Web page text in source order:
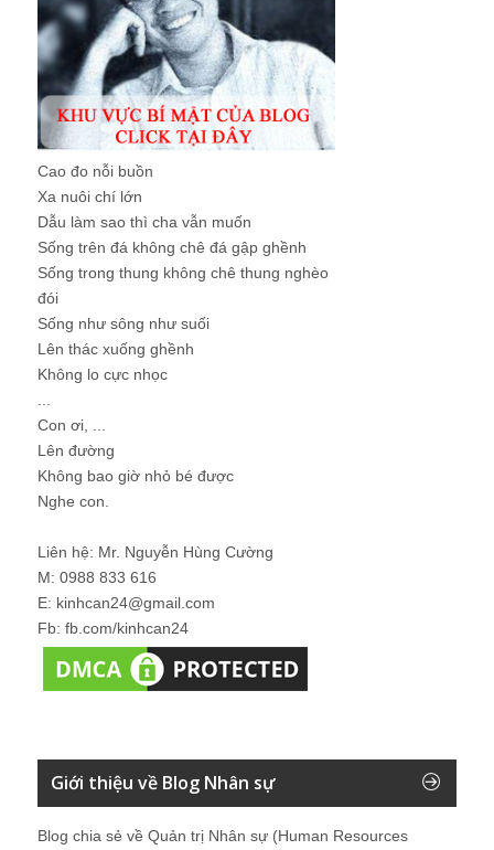
Cao đo nỗi buồn
Xa nuôi chí lớn
Dẫu làm sao thì cha vẫn muốn
Sống trên đá không chê đá gập ghềnh
Sống trong thung không chê thung nghèo
đói
Sống như sông như suối
Lên thác xuống ghềnh
Không lo cực nhọc
Con ơi, ...
Lên đường
Không bao giờ nhỏ bé được
Nghe con.
Liên hệ: Mr. Nguyễn Hùng Cường
M: 0988 833 616
E: kinhcan24@gmail.com
Fb: fb.com/kinhcan24
Giới thiệu về Blog Nhân sự
Blog chia sẻ về Quản trị Nhân sự (Human Resources